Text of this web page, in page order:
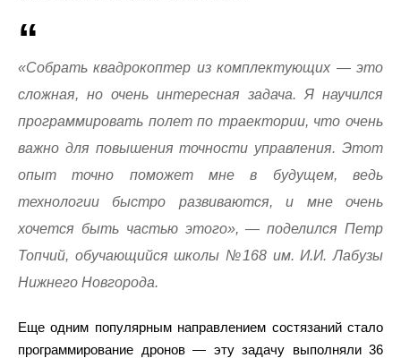
«Собрать квадрокоптер из комплектующих — это
сложная, но очень интересная задача. Я научился
программировать полет по траектории, что очень
важно для повышения точности управления. Этот
опыт точно поможет мне в будущем, ведь
технологии быстро развиваются, и мне очень
хочется быть частью этого», — поделился Петр
Топчий, обучающийся школы №168 им. И.И. Лабузы
Нижнего Новгорода.
Еще одним популярным направлением состязаний стало
программирование дронов — эту задачу выполняли 36